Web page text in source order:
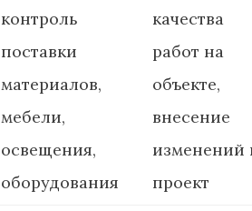
контроль
поставки
материалов,
мебели,
освещения,
оборудования
качества
работ на
объекте,
внесение
изменений
проект